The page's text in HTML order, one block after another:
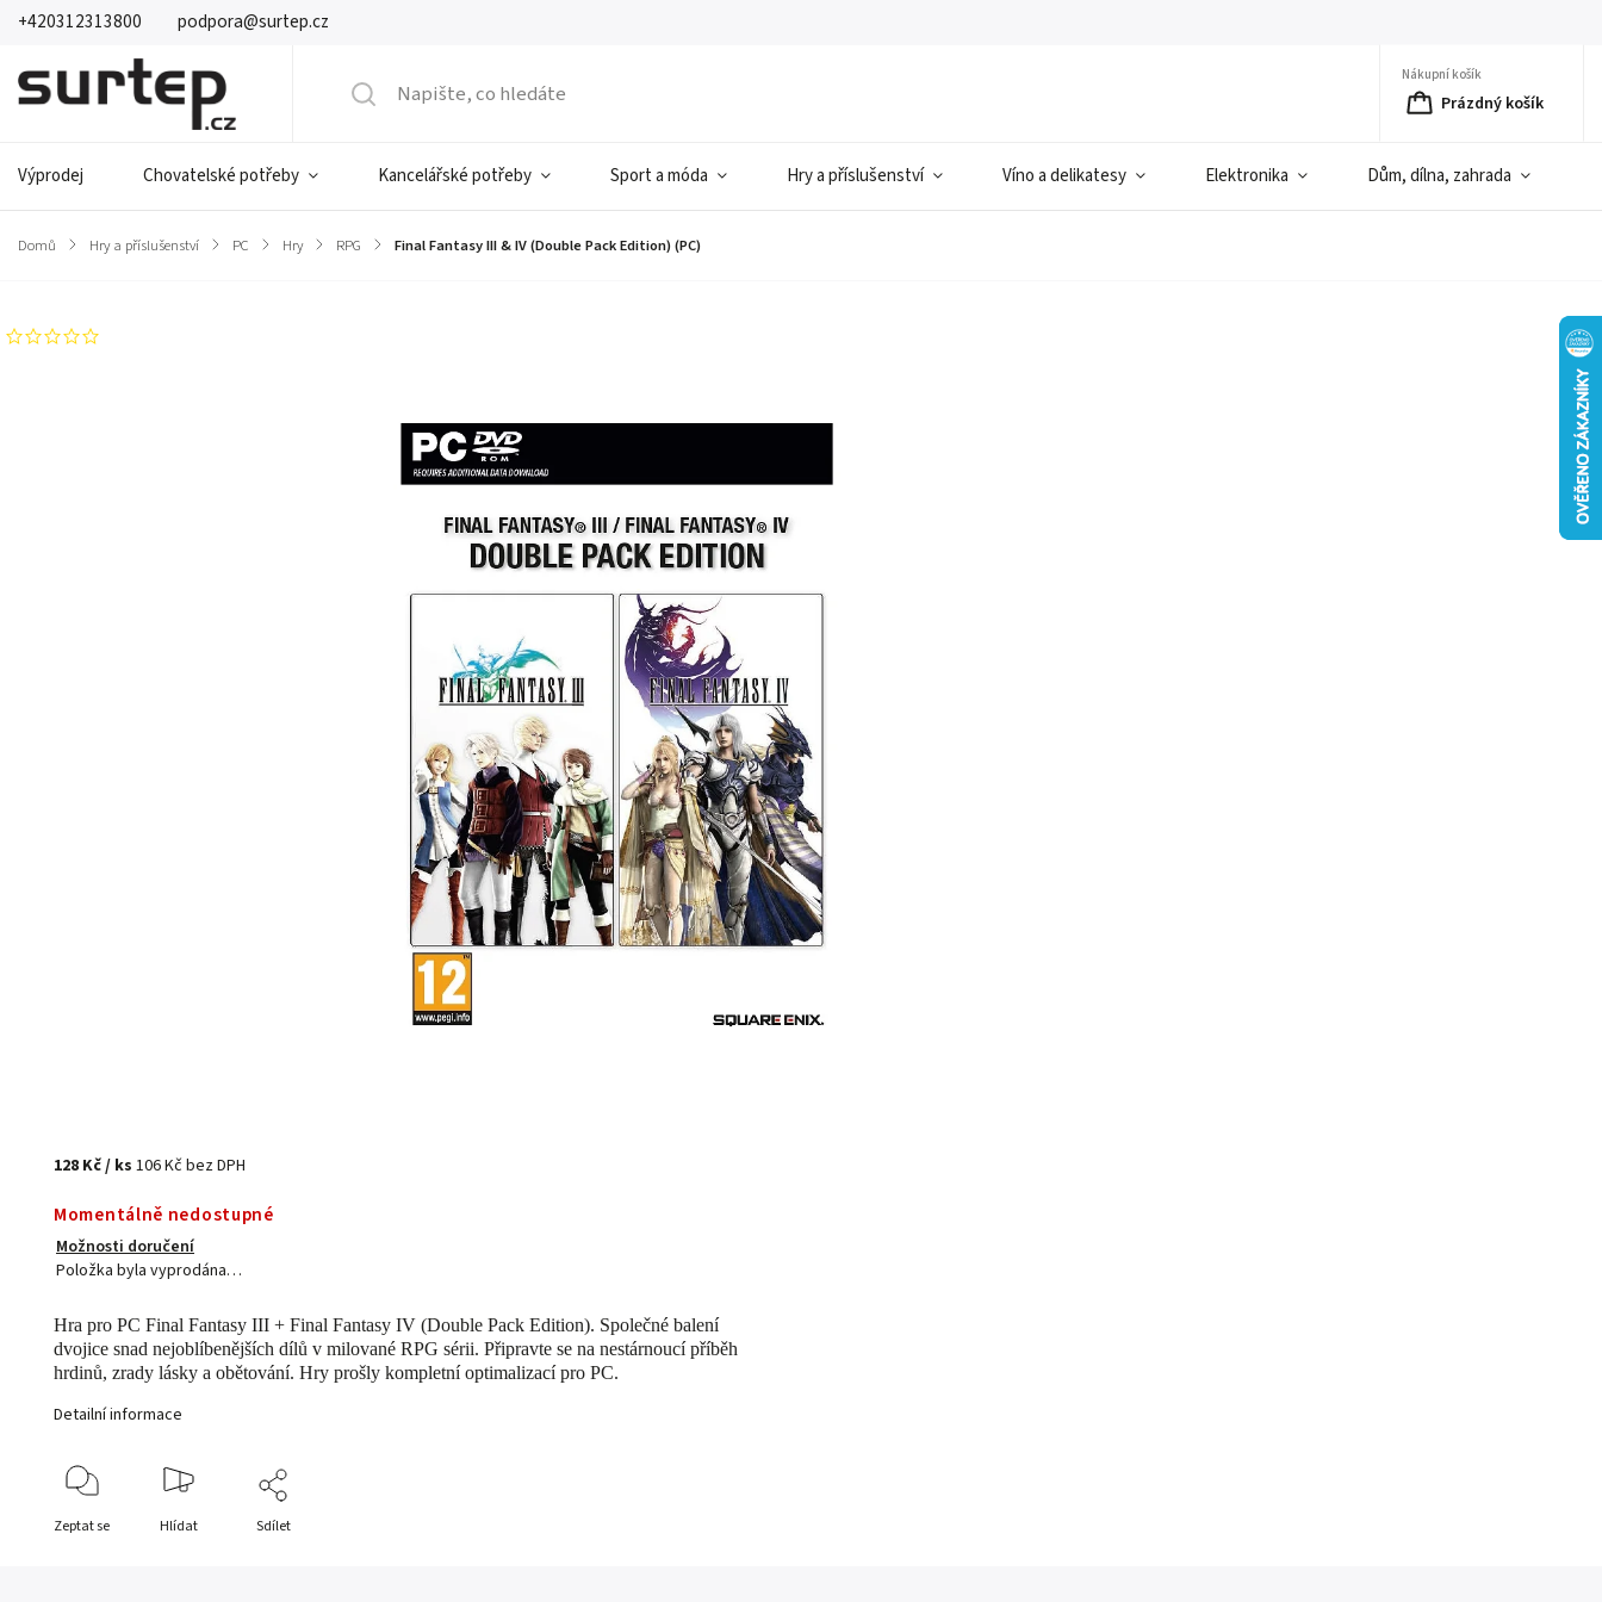
+420312313800 podpora@surtep.cz
Nákupní košík
Prázdný košík
Výprodej Chovatelské potřeby Kancelářské potřeby Sport a móda Hry a příslušenství Víno a delikatesy Elektronika Dům, dílna, zahrada
Domů / Hry a příslušenství / PC / Hry / RPG / Final Fantasy III & IV (Double Pack Edition) (PC)
128 Kč/ ks106 Kč bez DPH
Momentálně nedostupné
Možnosti doručení
Položka byla vyprodána…
Hra pro PC Final Fantasy III + Final Fantasy IV (Double Pack Edition). Společné balení
dvojice snad nejoblíbenějších dílů v milované RPG sérii. Připravte se na nestárnoucí příběh
hrdinů, zrady lásky a obětování. Hry prošly kompletní optimalizací pro PC.
Detailní informace
Zeptat se Hlídat Sdílet